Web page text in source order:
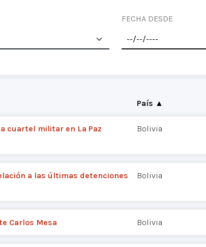
FECHA DESDE
País ▲
cuartel militar en La Paz Bolivia
a las últimas detenciones
Bolivia
Carlos Mesa Bolivia